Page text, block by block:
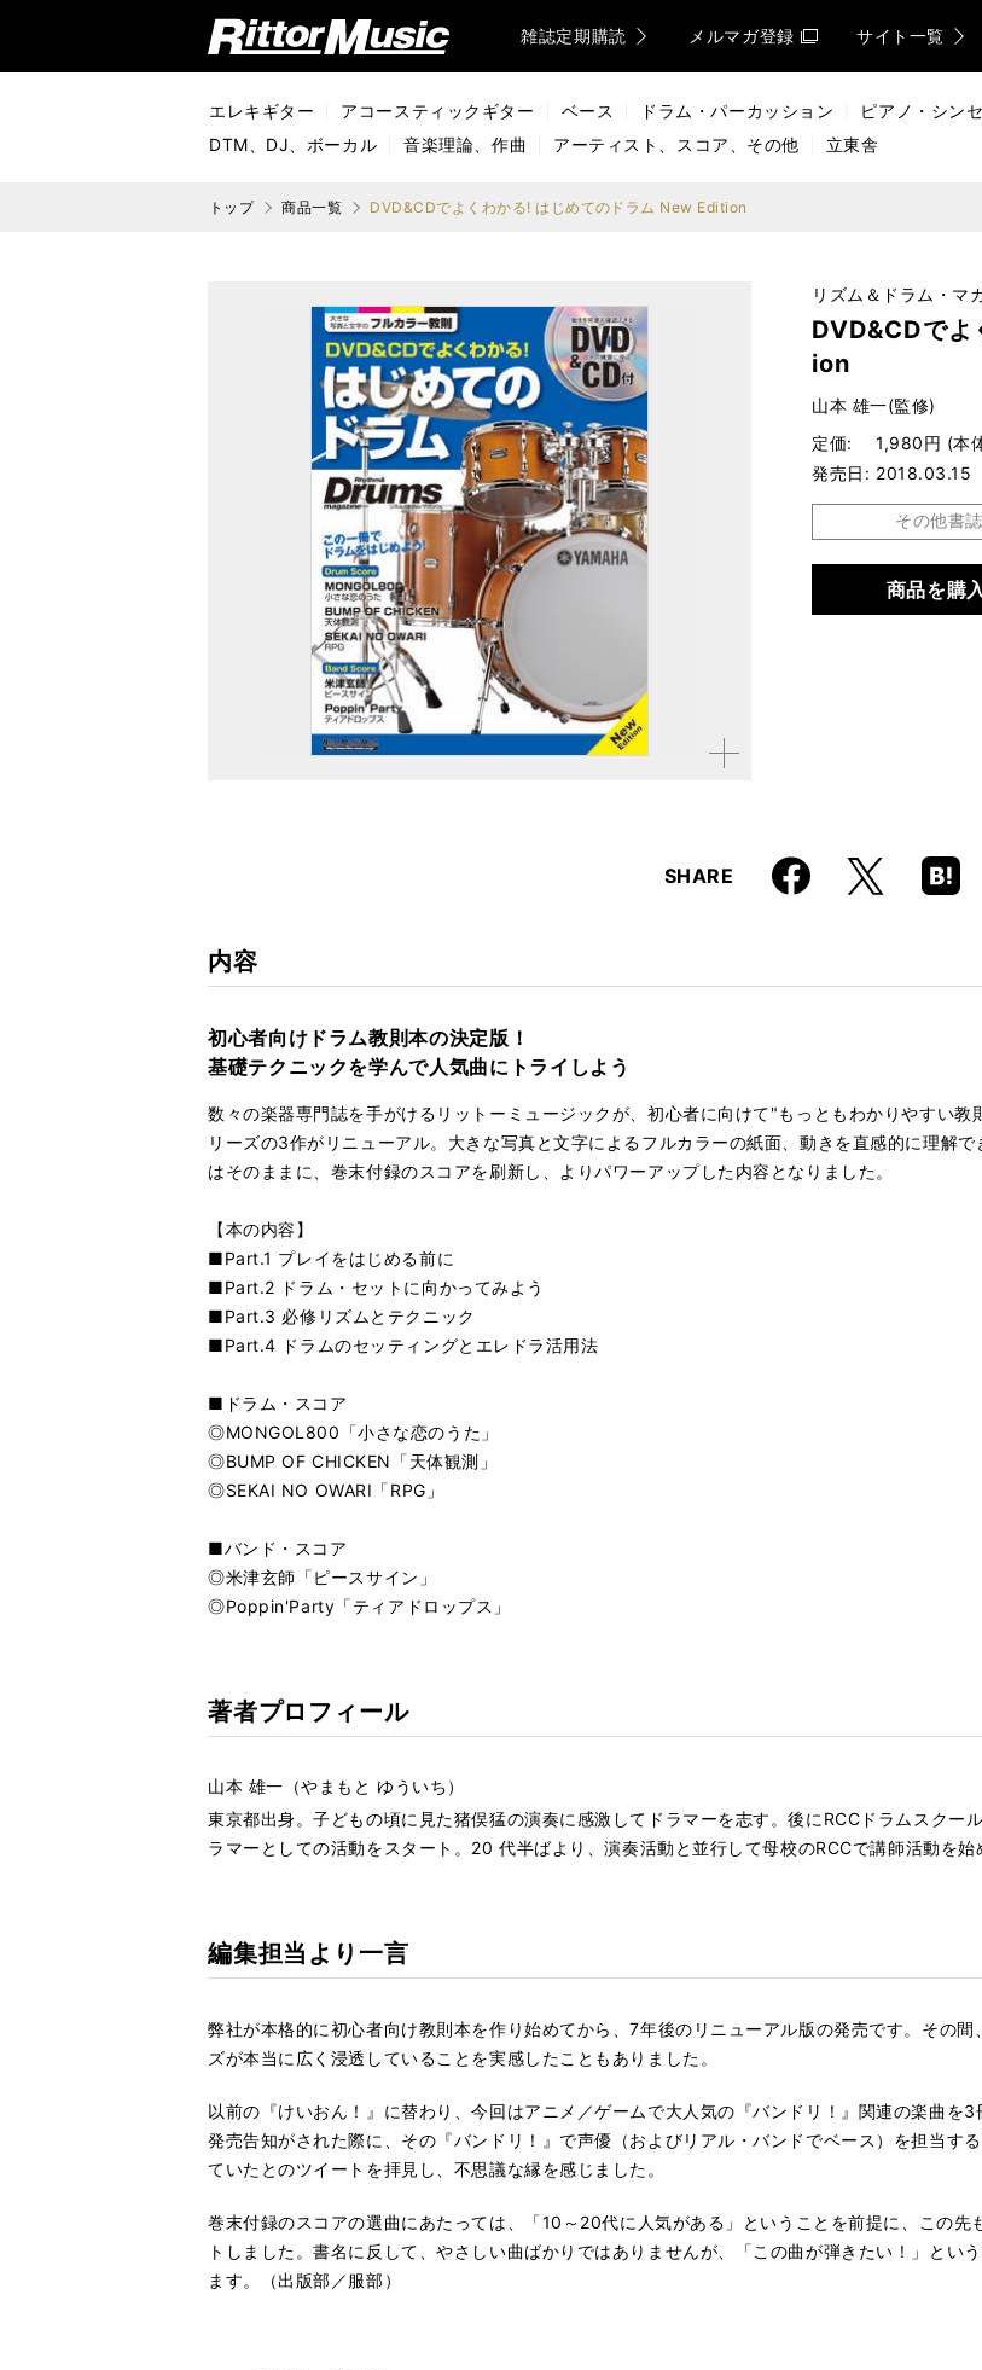
リットーミュージック (Rittor Music) 雑誌定期購読 メルマガ登録 サイト一覧
エレキギター アコースティックギター ベース ドラム・パーカッション ピアノ・シン
DTM、DJ、ボーカル
音楽理論、作曲 アーティスト、スコア、その他 立東舎
トップ 商品一覧 DVD&CDでよくわかる! はじめてのドラム New Edition
拡大す
リズム＆ドラム・マ
DVD&CDでよ
ion
山本 雄一(監修)
定価
1,980円 (本
発売日
2018.03.15
その他書
ムック
商品を購
SHARE Faceboo
k
X
Hatena
Boo
内容
初心者向けドラム教則本の決定版！
基礎テクニックを学んで人気曲にトライしよう
数々の楽器専門誌を手がけるリットーミュージックが、初心者に向けて"もっともわかりやすい
リーズの3作がリニューアル。大きな写真と文字によるフルカラーの紙面、動きを直感的に理解
はそのままに、巻末付録のスコアを刷新し、よりパワーアップした内容となりました。
【本の内容】
■Part.1 プレイをはじめる前に
■Part.2 ドラム・セットに向かってみよう
■Part.3 必修リズムとテクニック
■Part.4 ドラムのセッティングとエレドラ活用法
■ドラム・スコア
◎MONGOL800「小さな恋のうた」
◎BUMP OF CHICKEN「天体観測」
◎SEKAI NO OWARI「RPG」
■バンド・スコア
◎米津玄師「ピースサイン」
◎Poppin'Party「ティアドロップス」
著者プロフィール
山本 雄一（やまもと ゆういち）
東京都出身。子どもの頃に見た猪俣猛の演奏に感激してドラマーを志す。後にRCCドラムスクー
ラマーとしての活動をスタート。20 代半ばより、演奏活動と並行して母校のRCCで講師活動を始
編集担当より一言
弊社が本格的に初心者向け教則本を作り始めてから、7年後のリニューアル版の発売です。その
ズが本当に広く浸透していることを実感したこともありました。
以前の『けいおん！』に替わり、今回はアニメ／ゲームで大人気の『バンドリ！』関連の楽曲を
発売告知がされた際に、その『バンドリ！』で声優（およびリアル・バンドでベース）を担当す
ていたとのツイートを拝見し、不思議な縁を感じました。
巻末付録のスコアの選曲にあたっては、「10～20代に人気がある」ということを前提に、この
トしました。書名に反して、やさしい曲ばかりではありませんが、「この曲が弾きたい！」とい
ます。（出版部／服部）